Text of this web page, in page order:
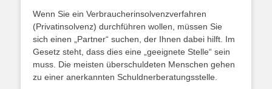
Wenn Sie ein Verbraucherinsolvenzverfahren
(Privatinsolvenz) durchführen wollen, müssen Sie
sich einen „Partner“ suchen, der Ihnen dabei hilft. Im
Gesetz steht, dass dies eine „geeignete Stelle“ sein
muss. Die meisten überschuldeten Menschen gehen
zu einer anerkannten Schuldnerberatungsstelle.